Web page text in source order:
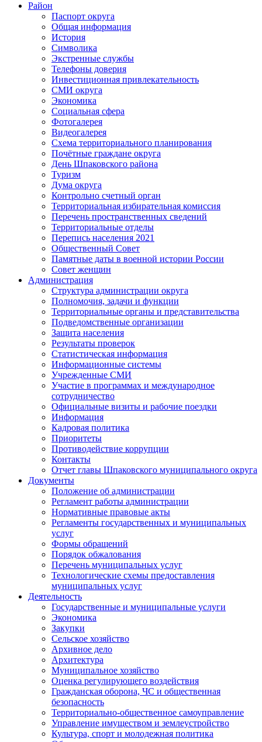
Район
Паспорт округа
Общая информация
История
Символика
Экстренные службы
Телефоны доверия
Инвестиционная привлекательность
СМИ округа
Экономика
Социальная сфера
Фотогалерея
Видеогалерея
Схема территориального планирования
Почётные граждане округа
День Шпаковского района
Туризм
Дума округа
Контрольно счетный орган
Территориальная избирательная комиссия
Перечень пространственных сведений
Территориальные отделы
Перепись населения 2021
Общественный Совет
Памятные даты в военной истории России
Совет женщин
Администрация
Структура администрации округа
Полномочия, задачи и функции
Территориальные органы и представительства
Подведомственные организации
Защита населения
Результаты проверок
Статистическая информация
Информационные системы
Учрежденные СМИ
Участие в программах и международное
сотрудничество
Официальные визиты и рабочие поездки
Информация
Кадровая политика
Приоритеты
Противодействие коррупции
Контакты
Отчет главы Шпаковского муниципального округа
Документы
Положение об администрации
Регламент работы администрации
Нормативные правовые акты
Регламенты государственных и муниципальных
услуг
Формы обращений
Порядок обжалования
Перечень муниципальных услуг
Технологические схемы предоставления
муниципальных услуг
Деятельность
Государственные и муниципальные услуги
Экономика
Закупки
Сельское хозяйство
Архивное дело
Архитектура
Муниципальное хозяйство
Оценка регулирующего воздействия
Гражданская оборона, ЧС и общественная
безопасность
Территориально-общественное самоуправление
Управление имуществом и землеустройство
Культура, спорт и молодежная политика